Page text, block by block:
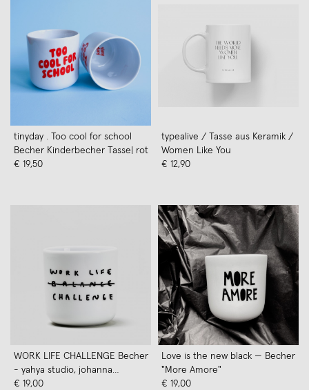
tinyday . Too cool for school
Becher Kinderbecher Tasse| rot
€ 19,50
typealive / Tasse aus Keramik /
Women Like You
€ 12,90
WORK LIFE CHALLENGE Becher
- yahya studio, johanna
schwarzer
€ 19,00
Love is the new black — Becher
"More Amore"
€ 19,00